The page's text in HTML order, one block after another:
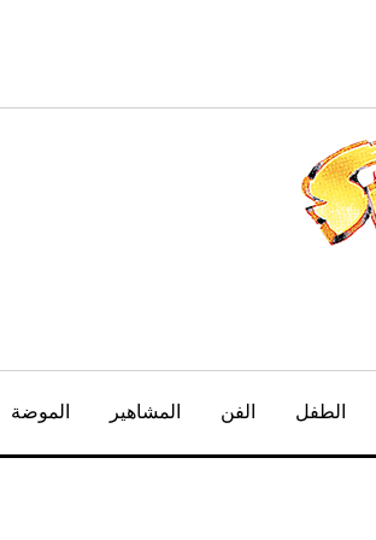
الطفل الفن المشاهير الموضة